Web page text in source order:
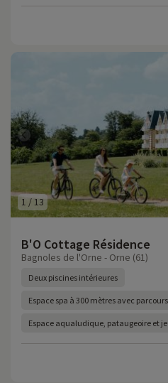
1/13
B'O Cottage Résidence
Bagnoles de l'Orne - Orne (61)
Deux piscines intérieures
Espace spa à 300 mètres avec
Espace aqualudique, pataugeoire et